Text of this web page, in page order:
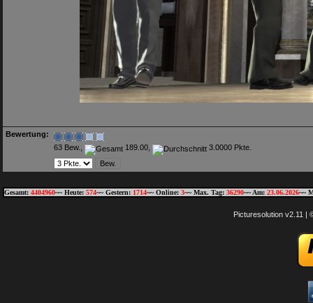
Bewertung:
63 Bew.,
189.00, 3.0000 Pkte.
Gesamt: 4404960~~ Heute: 574~~ Gestern: 1714~~ Online: 3~~ Max. Tag: 36290~~ Am: 23.06.2026~~
Picturesolution v2.11 |